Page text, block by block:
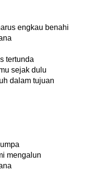
engkau benahi
tertunda
sejak dulu
dalam tujuan
mengalun